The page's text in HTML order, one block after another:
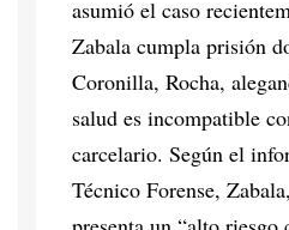
asumió el caso
Zabala cumpla prisión
Coronilla, Rocha,
salud es incompatible
carcelario. Según el
Técnico Forense,